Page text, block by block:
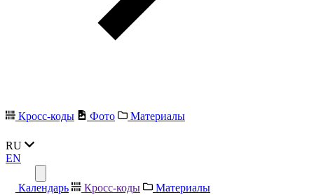
Кросс-коды Фото Материалы
RU
EN
Календарь Кросс-коды Материалы